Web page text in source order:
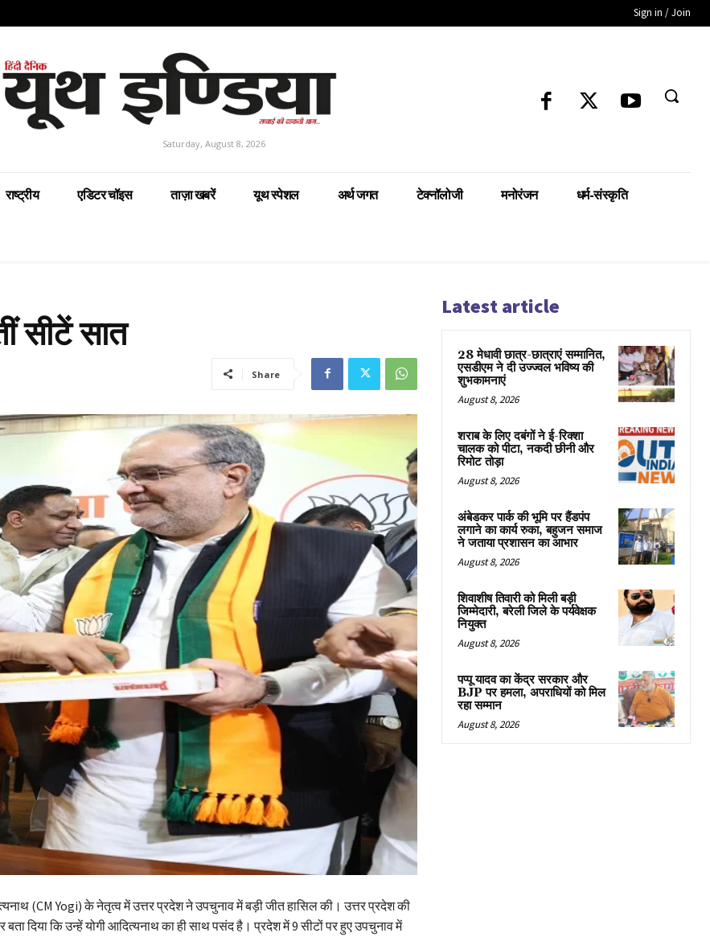
Sign in / Join
Saturday, August 8, 2026
राष्ट्रीय एडिटर चॉइस ताज़ा खबरें यूथ स्पेशल अर्थ जगत टेक्नॉलोजी मनोरंजन धर्म-संस्कृति
सीटें सात
Share
(CM Yogi) के नेतृत्व में उत्तर प्रदेश ने उपचुनाव में बड़ी जीत हासिल की। उत्तर प्रदेश की
बता दिया कि उन्हें योगी आदित्यनाथ का ही साथ पसंद है। प्रदेश में 9 सीटों पर हुए उपचुनाव में
Latest article
28 मेधावी छात्र-छात्राएं सम्मानित,
एसडीएम ने दी उज्ज्वल भविष्य की
शुभकामनाएं
August 8, 2026
शराब के लिए दबंगों ने ई-रिक्शा
चालक को पीटा, नकदी छीनी और
रिमोट तोड़ा
August 8, 2026
अंबेडकर पार्क की भूमि पर हैंडपंप
लगाने का कार्य रुका, बहुजन समाज
ने जताया प्रशासन का आभार
August 8, 2026
शिवाशीष तिवारी को मिली बड़ी
जिम्मेदारी, बरेली जिले के पर्यवेक्षक
नियुक्त
August 8, 2026
पप्पू यादव का केंद्र सरकार और
BJP पर हमला, अपराधियों को मिल
रहा सम्मान
August 8, 2026